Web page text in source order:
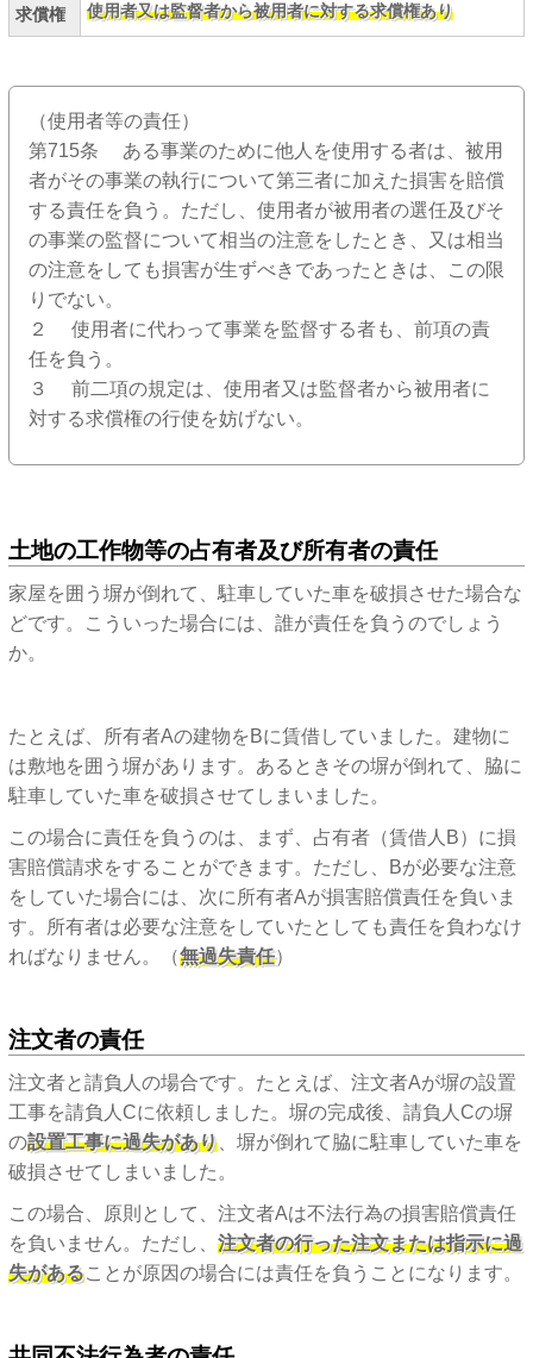
求償権 使用者又は監督者から被用者に対する求償権あり
（使用者等の責任）
第715条 ある事業のために他人を使用する者は、被用
者がその事業の執行について第三者に加えた損害を賠償
する責任を負う。ただし、使用者が被用者の選任及びそ
の事業の監督について相当の注意をしたとき、又は相当
の注意をしても損害が生ずべきであったときは、この限
りでない。
２ 使用者に代わって事業を監督する者も、前項の責
任を負う。
３ 前二項の規定は、使用者又は監督者から被用者に
対する求償権の行使を妨げない。
土地の工作物等の占有者及び所有者の責任
家屋を囲う塀が倒れて、駐車していた車を破損させた場合な
どです。こういった場合には、誰が責任を負うのでしょう
か。
たとえば、所有者Aの建物をBに賃借していました。建物に
は敷地を囲う塀があります。あるときその塀が倒れて、脇に
駐車していた車を破損させてしまいました。
この場合に責任を負うのは、まず、占有者（賃借人B）に損
害賠償請求をすることができます。ただし、Bが必要な注意
をしていた場合には、次に所有者Aが損害賠償責任を負いま
す。所有者は必要な注意をしていたとしても責任を負わなけ
ればなりません。（無過失責任）
注文者の責任
注文者と請負人の場合です。たとえば、注文者Aが塀の設置
工事を請負人Cに依頼しました。塀の完成後、請負人Cの塀
の設置工事に過失があり、塀が倒れて脇に駐車していた車を
破損させてしまいました。
この場合、原則として、注文者Aは不法行為の損害賠償責任
を負いません。ただし、 注文者の行った注文または指示に過
失があることが原因の場合には責任を負うことになります。